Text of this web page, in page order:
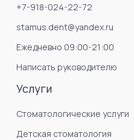
+7-918-024-22-72
stamus.dent@yandex.ru
Ежедневно 09:00-21:00
Написать руководителю
Услуги
Стоматологические услуги
Детская стоматология